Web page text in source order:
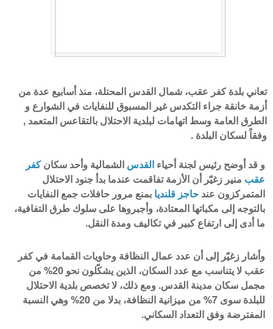
تعاني بلدة كفر عقب، شمال القدس المحتلة، منذ أسابيع عدة من
أزمة خانقة جراء التكدس غير المسبوق للنفايات في الشوارع و
الطرق العامة وسط اتهامات لبلدية الاحتلال بالتقاعس المتعمد ,
وفقاً لسكان البلدة .
و قد أوضح رئيس لجنة أحياء القدس الشمالية وأحد سكانكفر
عقب منير زغيّر أن الأزمة تفاقمت عندما بدأ جنود الاحتلال
المتمركزون عند حاجز قلنديا بمنع مرور حافلات جمع النفايات
بالتوجه إلى مكباتها المعتادة، وأجبروها على سلوك طرق التفافية،
ما أدى إلى ارتفاع كبير في تكاليف ومدة النقل.
وأشار زغيّر إلى أن عدد عمال النظافة وحاويات القمامة في كفر
عقب لا يتناسب مع عدد السكان، الذين يشكّلون نحو 20% من
مجمل سكان مدينة القدس. ومع ذلك، لا تخصص بلدية الاحتلال
للبلدة سوى 7% من ميزانية النظافة، بدلا من 20% وهي النسبة
المفترضة وفق التعداد السكاني.